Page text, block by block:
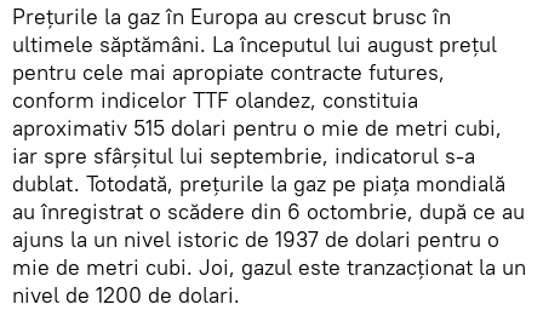
Prețurile la gaz în Europa au crescut brusc în
ultimele săptămâni. La începutul lui august prețul
pentru cele mai apropiate contracte futures,
conform indicelor TTF olandez, constituia
aproximativ 515 dolari pentru o mie de metri cubi,
iar spre sfârșitul lui septembrie, indicatorul s-a
dublat. Totodată, prețurile la gaz pe piața mondială
au înregistrat o scădere din 6 octombrie, după ce au
ajuns la un nivel istoric de 1937 de dolari pentru o
mie de metri cubi. Joi, gazul este tranzacționat la un
nivel de 1200 de dolari.